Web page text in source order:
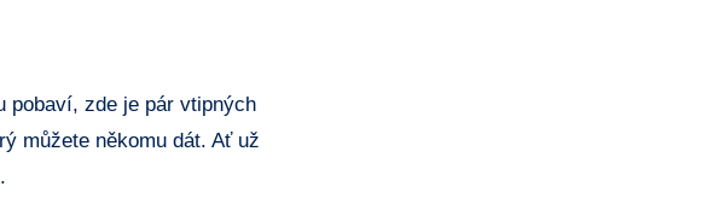
pobaví,​ zde ⁤je pár vtipných
můžete někomu ⁣dát. Ať už